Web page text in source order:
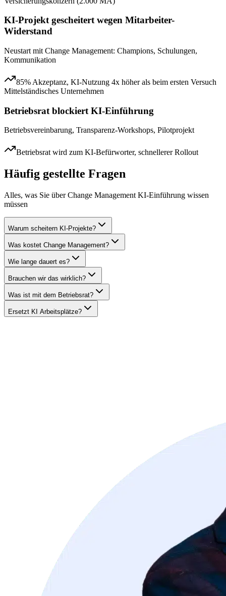
KI-Projekt gescheitert wegen Mitarbeiter-
Widerstand
Neustart mit Change Management: Champions, Schulungen,
Kommunikation
85% Akzeptanz, KI-Nutzung 4x höher als beim ersten Versuch
Mittelständisches Unternehmen
Betriebsrat blockiert KI-Einführung
Betriebsvereinbarung, Transparenz-Workshops, Pilotprojekt
Betriebsrat wird zum KI-Befürworter, schnellerer Rollout
Häufig gestellte Fragen
Alles, was Sie überChange Management KI-Einführung wissen
müssen
Warum scheitern KI-Projekte?
Was kostet Change Management?
Wie lange dauert es?
Brauchen wir das wirklich?
Was ist mit dem Betriebsrat?
Ersetzt KI Arbeitsplätze?